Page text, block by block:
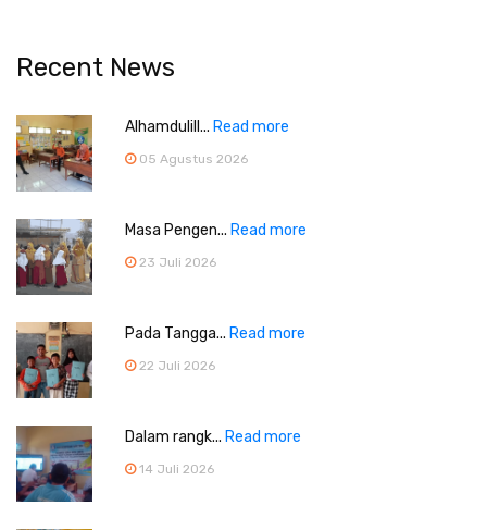
Recent News
Alhamdulill... Read more
05 Agustus 2026
Masa Pengen... Read more
23 Juli 2026
Pada Tangga... Read more
22 Juli 2026
Dalam rangk... Read more
14 Juli 2026